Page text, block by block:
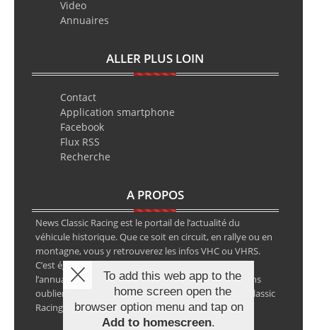
Video
Annuaires
ALLER PLUS LOIN
Contact
Application smartphone
Facebook
Flux RSS
Recherche
A PROPOS
News Classic Racing est le portail de l’actualité du
véhicule historique. Que ce soit en circuit, en rallye ou en
montagne, vous y retrouverez les infos VHC ou VHRS.
C’est également le calendrier des épreuves ainsi que
l’annuaire des spécialistes de la voiture ancienne, sans
oublier les petites annonces avec notre partenaire Classic
Racing Annonces.
To add this web app to the
home screen open the
browser option menu and tap on
Add to homescreen.